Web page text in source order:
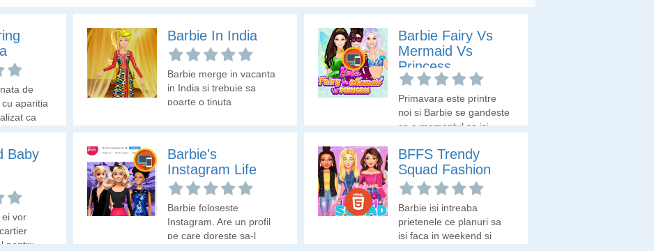
de
aparitia
ca
tinuta de
Barbie In India
Barbie merge in vacanta
in India si trebuie sa
poarte o tinuta
Barbie Fairy Vs
Mermaid Vs
Princess
Primavara este printre
noi si Barbie se gandeste
ca e momentul sa isi
specicifice acestui sezon
pentru ca merge la un
bal mascat numit Balul
Primaverii. Hai sa ii
alegem cele trei tinute pe
care le va purta.
Baby
ei vor
pentru
Barbie's
Instagram Life
Barbie foloseste
Instagram. Are un profil
pe care doreste sa-l
BFFS Trendy
Squad Fashion
Barbie isi intreaba
prietenele ce planuri sa
isi faca in weekend si